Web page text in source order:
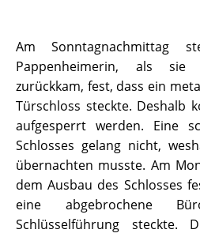
Am Sonntagnachmittag
Pappenheimerin, als
zurückkam, fest, dass ein
Türschloss steckte. Deshalb
aufgesperrt werden. Eine
Schlosses gelang nicht,
übernachten musste. Am
dem Ausbau des Schlosses
eine abgebrochene
Schlüsselführung steckte.